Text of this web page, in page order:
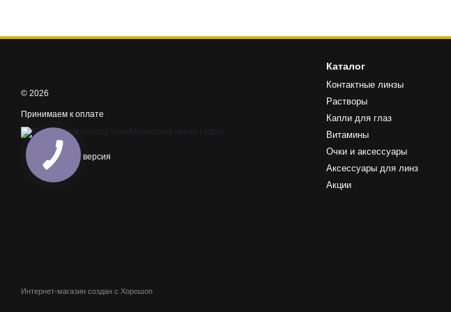
© 2026
Принимаем к оплате
Мобильная версия
Интернет-магазин создан с Хорошоп
Каталог
Контактные линзы
Растворы
Капли для глаз
Витамины
Очки и аксессуары
Аксессуары для линз
Акции